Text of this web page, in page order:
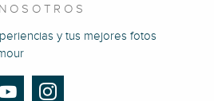
y tus mejores fotos